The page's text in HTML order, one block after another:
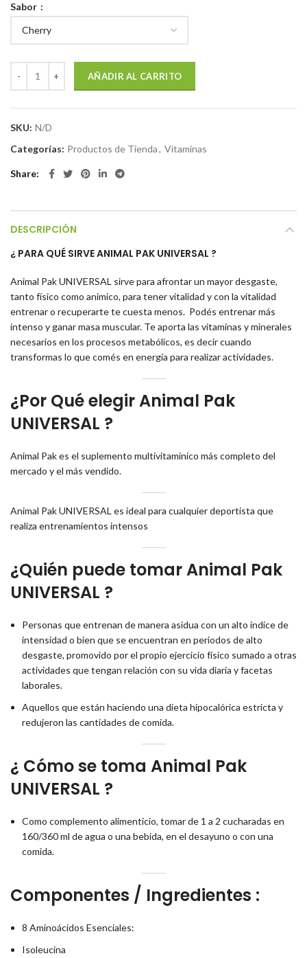
Sabor
AÑADIR AL CARRITO
SKU: N/D
Categorías: Productos de Tienda, Vitaminas
Share
DESCRIPCIÓN
¿ PARA QUÉ SIRVE ANIMAL PAK UNIVERSAL ?
Animal Pak UNIVERSAL sirve para afrontar un mayor desgaste,
tanto físico como animico, para tener vitalidad y con la vitalidad
entrenar o recuperarte te cuesta menos. Podés entrenar más
intenso y ganar masa muscular. Te aporta las vitaminas y minerales
necesarios en los procesos metabólicos, es decir cuando
transformas lo que comés en energía para realizar actividades.
¿Por Qué elegir Animal Pak
UNIVERSAL ?
Animal Pak es el suplemento multivitaminico más completo del
mercado y el más vendido.
Animal Pak UNIVERSAL es ideal para cualquier deportista que
realiza entrenamientos intensos
¿Quién puede tomar Animal Pak
UNIVERSAL ?
Personas que entrenan de manera asidua con un alto índice de
intensidad o bien que se encuentran en periodos de alto
desgaste, promovido por el propio ejercicio físico sumado a otras
actividades que tengan relación con su vida diaria y facetas
laborales.
Aquellos que están haciendo una dieta hipocalórica estricta y
redujeron las cantidades de comida.
¿ Cómo se toma Animal Pak
UNIVERSAL ?
Como complemento alimenticio, tomar de 1 a 2 cucharadas en
160/360 ml de agua o una bebida, en el desayuno o con una
comida.
Componentes / Ingredientes :
8 Aminoácidos Esenciales:
Isoleucina